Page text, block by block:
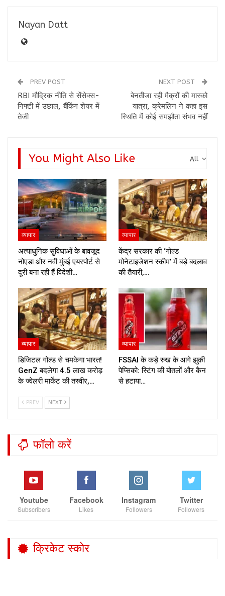
Nayan Datt
PREV POST
RBI मौद्रिक नीति से सेंसेक्स-
निफ्टी में उछाल, बैंकिंग शेयर में
तेजी
NEXT POST
बेनतीजा रही मैक्रों की मास्को
यात्रा, क्रेमलिन ने कहा इस
स्थिति में कोई समझौता संभव नहीं
All
You Might Also Like
व्यापार
अत्याधुनिक सुविधाओं के बावजूद
नोएडा और नवी मुंबई एयरपोर्ट से
दूरी बना रही हैं विदेशी…
व्यापार
केंद्र सरकार की ‘गोल्ड
मोनेटाइजेशन स्कीम’ में बड़े बदलाव
की तैयारी,…
व्यापार
डिजिटल गोल्ड से चमकेगा भारत!
GenZ बदलेगा ₹4.5 लाख करोड़
के ज्वेलरी मार्केट की तस्वीर,…
व्यापार
FSSAI के कड़े रुख के आगे झुकी
पेप्सिको: स्टिंग की बोतलों और कैन
से हटाया…
PREV NEXT
फॉलो करें
Youtube
Subscribers
Facebook
Likes
Instagram
Followers
Twitter
Followers
क्रिकेट स्कोर